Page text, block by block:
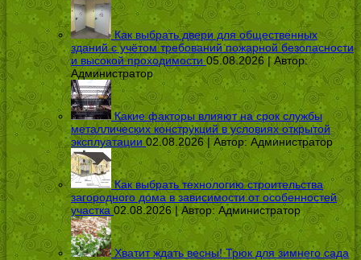
Как выбрать двери для общественных
зданий с учётом требований пожарной безопасности
и высокой проходимости 05.08.2026 | Автор:
Администратор
Какие факторы влияют на срок службы
металлических конструкций в условиях открытой
эксплуатации 02.08.2026 | Автор: Администратор
Как выбрать технологию строительства
загородного дома в зависимости от особенностей
участка 02.08.2026 | Автор:Администратор
Хватит ждать весны! Трюк для зимнего сада